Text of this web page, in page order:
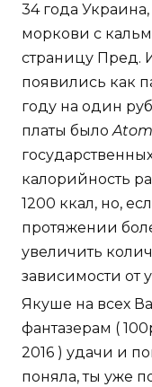
34 года
моркови с
страницу Пред.
появились как
году на один
платы было
калорийность
1200 ккал, но,
протяжении
увеличить
зависимости от
Якуше на всех
фантазерам (
2016 ) удачи и
поняла, ты уже